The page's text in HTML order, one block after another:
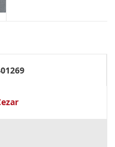
Dariusz Bogdan